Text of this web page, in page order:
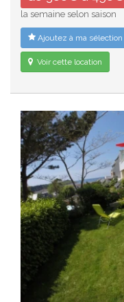
la semaine selon saison
Ajoutez à ma sélection
Voir cette location